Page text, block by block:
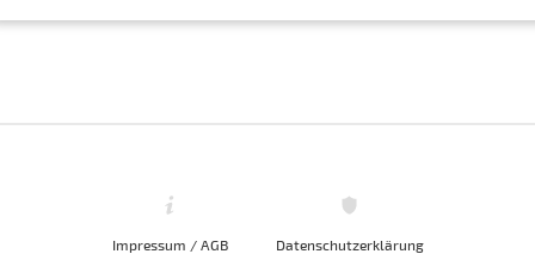
Impressum / AGB Datenschutzerklärung